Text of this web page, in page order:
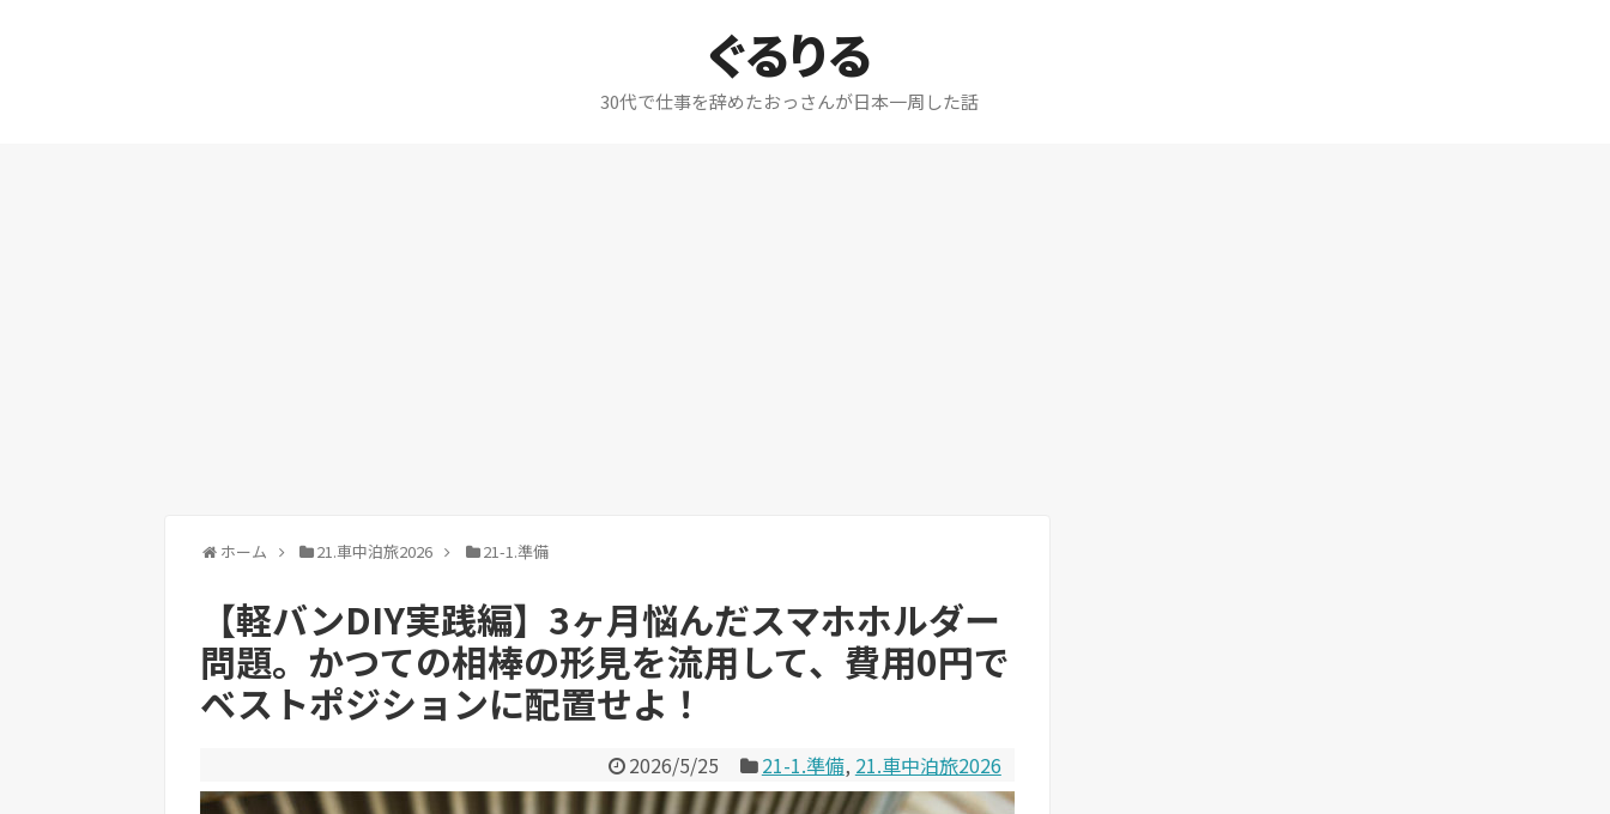
ぐるりる
30代で仕事を辞めたおっさんが日本一周した話
ホーム 21.車中泊旅2026 21-1.準備
【軽バンDIY実践編】3ヶ月悩んだスマホホルダー
問題。かつての相棒の形見を流用して、費用0円で
ベストポジションに配置せよ！
2026/5/25 21-1.準備, 21.車中泊旅2026